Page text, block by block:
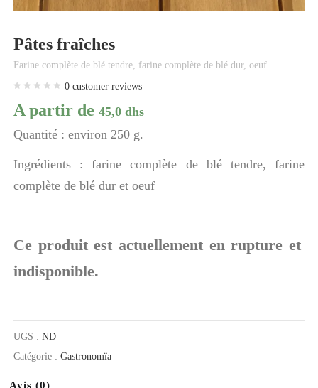
Pâtes fraîches
Farine complète de blé tendre, farine complète de blé dur, oeuf
0 customer reviews
A partir de45,0dhs
Quantité : environ 250 g.
Ingrédients : farine complète de blé tendre, farine
complète de blé dur et oeuf
Ce produit est actuellement en rupture et
indisponible.
UGS :ND
Catégorie :Gastronomïa
Avis (0)